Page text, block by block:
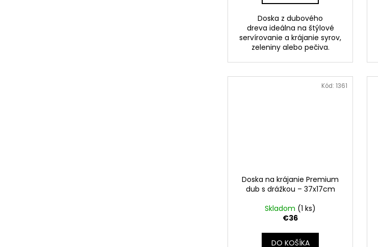
Doska z dubového
dreva ideálna na štýlové
servírovanie a krájanie syrov,
zeleniny alebo pečiva.
Doska na krájanie Premium
dub s drážkou – 37x17cm
Skladom (1 ks)
€36
DO KOŠÍKA
Kód:1361